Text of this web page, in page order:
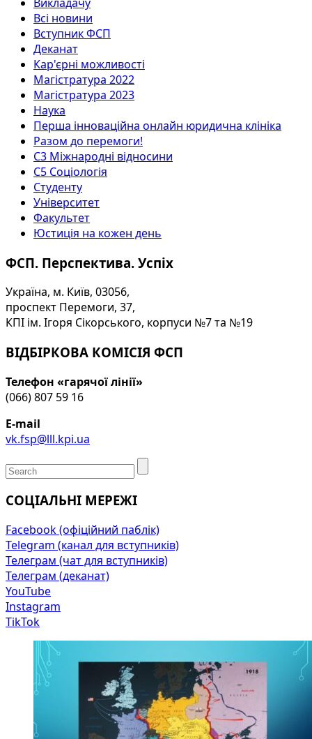
Всі новини
Вступник ФСП
Деканат
Кар'єрні можливості
Магістратура 2022
Магістратура 2023
Наука
Перша інноваційна онлайн юридична клініка
Разом до перемоги!
С3 Міжнародні відносини
С5 Соціологія
Студенту
Університет
Факультет
Юстиція на кожен день
ФСП. Перспектива. Успіх
Україна, м. Київ, 03056,
проспект Перемоги, 37,
КПІ ім. Ігоря Сікорського, корпуси №7 та №19
ВІДБІРКОВА КОМІСІЯ ФСП
Телефон «гарячої лінії»
(066) 807 59 16
E-mail
vk.fsp@lll.kpi.ua
СОЦІАЛЬНІ МЕРЕЖІ
Facebook (офіційний паблік)
Telegram (канал для вступників)
Телеграм (чат для вступників)
Телеграм (деканат)
YouTube
Instagram
TikTok